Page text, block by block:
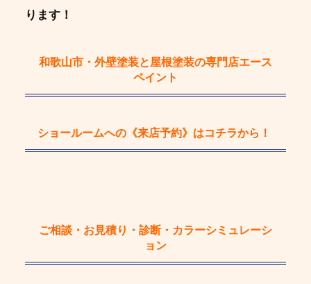
ります！
和歌山市・外壁塗装と屋根塗装の専門店エース
ペイント
ショールームへの《来店予約》 はコチラから！
ご相談・お見積り・診断・カラーシミュレーシ
ョン